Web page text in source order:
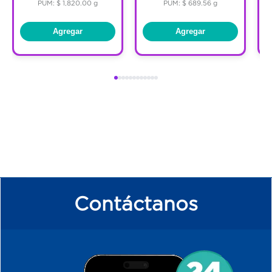
PUM: $ 1,820.00 g
Agregar
PUM: $ 689.56 g
Agregar
Contáctanos